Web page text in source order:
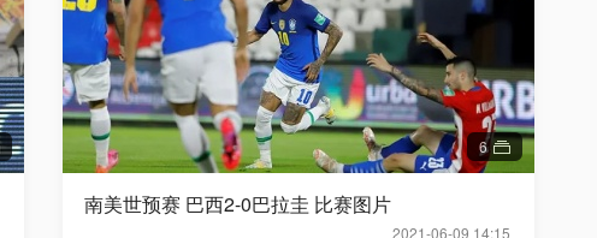
6
2021-06-09 14:15
南美世预赛 巴西2-0巴拉圭 比赛图片